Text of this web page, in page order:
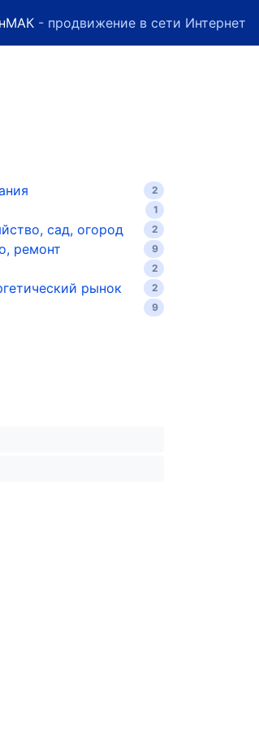
- продвижение в сети Интернет
2
1
сад, огород 2
ремонт 9
2
рынок 2
9